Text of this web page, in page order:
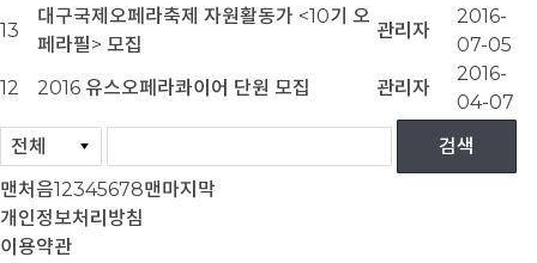
13
대구국제오페라축제 자원활동가 <10기 오
페라필> 모집
관리자
2016-
07-05
12
2016 유스오페라콰이어 단원 모집 관리자
2016-
04-07
맨처음12345678맨마지막
개인정보처리방침
이용약관